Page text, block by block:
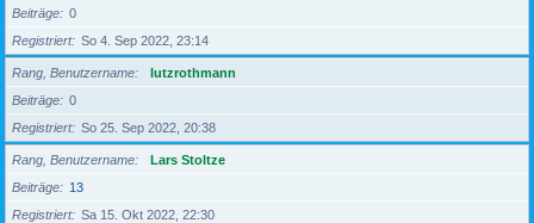
Beiträge
0
Registriert
So 4. Sep 2022, 23:14
Rang, Benutzername
lutzrothmann
Beiträge
0
Registriert
So 25. Sep 2022, 20:38
Rang, Benutzername
Lars Stoltze
Beiträge
13
Registriert
Sa 15. Okt 2022, 22:30